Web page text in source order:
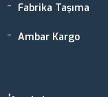
Fabrika Taşıma
Ambar Kargo